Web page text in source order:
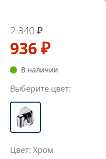
2 340 ₽
936 ₽
В наличии
Выберите цвет:
Цвет: Хром